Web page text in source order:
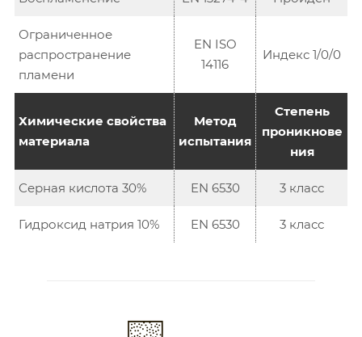
Ограниченное
распространение
пламени
EN ISO
14116
Индекс 1/0/0
Химические свойства
материала
Метод
испытания
Степень
проникнове
ния
Серная кислота 30% EN 6530 3 класс
Гидроксид натрия 10% EN 6530 3 класс